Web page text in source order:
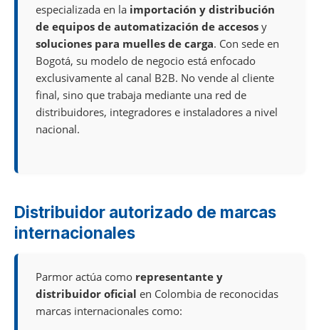
especializada en la importación y distribución
de equipos de automatización de accesos y
soluciones para muelles de carga. Con sede en
Bogotá, su modelo de negocio está enfocado
exclusivamente al canal B2B. No vende al cliente
final, sino que trabaja mediante una red de
distribuidores, integradores e instaladores a nivel
nacional.
Distribuidor autorizado de marcas
internacionales
Parmor actúa como representante y
distribuidor oficial en Colombia de reconocidas
marcas internacionales como: